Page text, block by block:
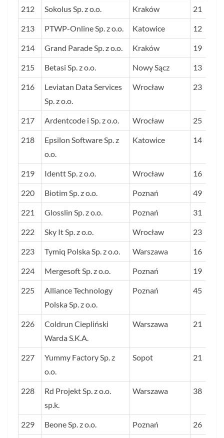
212 Sokolus Sp. z o.o. Kraków 21
213 PTWP-Online Sp. z o.o. Katowice 12
214 Grand Parade Sp. z o.o. Kraków 19
215 Betasi Sp. z o.o. Nowy Sącz 13
216
Leviatan Data Services
Sp. z o.o.
Wrocław 23
217 Ardentcode i Sp. z o.o. Wrocław 25
218
Epsilon Software Sp. z
o.o.
Katowice 14
219 Identt Sp. z o.o. Wrocław 16
220 Biotim Sp. z o.o. Poznań 49
221 Glosslin Sp. z o.o. Poznań 31
222 Sky It Sp. z o.o. Wrocław 23
223 Tymiq Polska Sp. z o.o. Warszawa 16
224 Mergesoft Sp. z o.o. Poznań 19
225
Alliance Technology
Polska Sp. z o.o.
Poznań 45
226
Coldrun Ciepliński
Warda S.K.A.
Warszawa 21
227
Yummy Factory Sp. z
o.o.
Sopot 21
228
Rd Projekt Sp. z o.o.
sp.k.
Warszawa 38
229 Beone Sp. z o.o. Poznań 26